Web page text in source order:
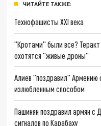
ЧИТАЙТЕ ТАКЖЕ:
Технофашисты XXI века
"Кротами" были все?
охотятся "живые дроны"
Алиев "поздравил" Армению
излюбленным способом
Пашинян поздравил армян с
сигналов по Карабаху